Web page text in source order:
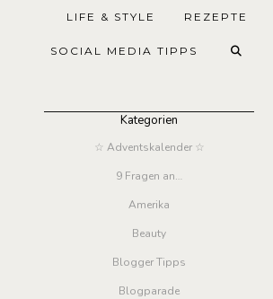
LIFE & STYLE REZEPTE
SOCIAL MEDIA TIPPS
Kategorien
☆ Adventskalender ☆
9 Fragen an…
Amerika
Beauty
Blogger Tipps
Blogparade